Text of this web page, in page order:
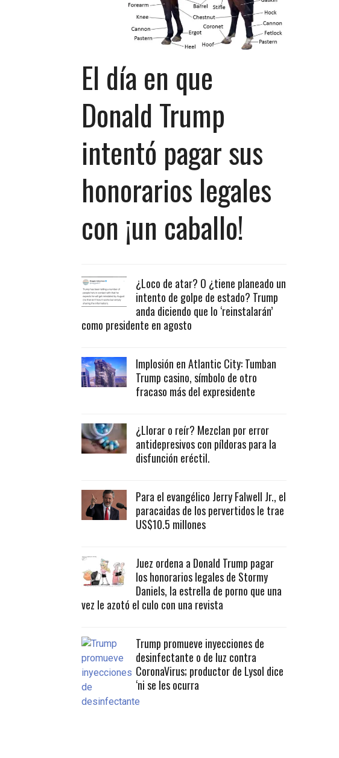
El día en que
Donald Trump
intentó pagar sus
honorarios legales
con ¡un caballo!
¿Loco de atar? O ¿tiene planeado un
intento de golpe de estado? Trump
anda diciendo que lo ‘reinstalarán’
como presidente en agosto
Implosión en Atlantic City: Tumban
Trump casino, símbolo de otro
fracaso más del expresidente
¿Llorar o reír? Mezclan por error
antidepresivos con píldoras para la
disfunción eréctil.
Para el evangélico Jerry Falwell Jr., el
paracaidas de los pervertidos le trae
US$10.5 millones
Juez ordena a Donald Trump pagar
los honorarios legales de Stormy
Daniels, la estrella de porno que una
vez le azotó el culo con una revista
Trump promueve inyecciones de
desinfectante o de luz contra
CoronaVirus; productor de Lysol dice
‘ni se les ocurra